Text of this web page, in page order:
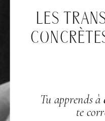
LES
Tu apprends à
te